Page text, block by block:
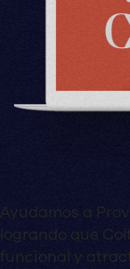
Ayudamos a
logrando que
funcional y